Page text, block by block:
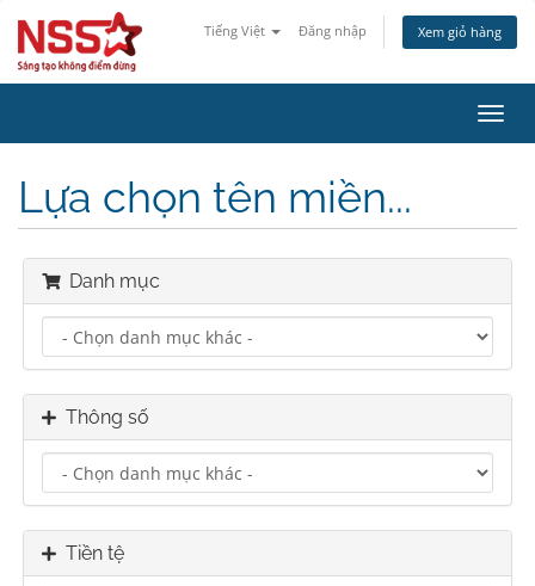
Tiếng Việt Đăng nhập Xem giỏ hàng
Lựa chọn tên miền...
Danh mục
Thông số
Tiền tệ